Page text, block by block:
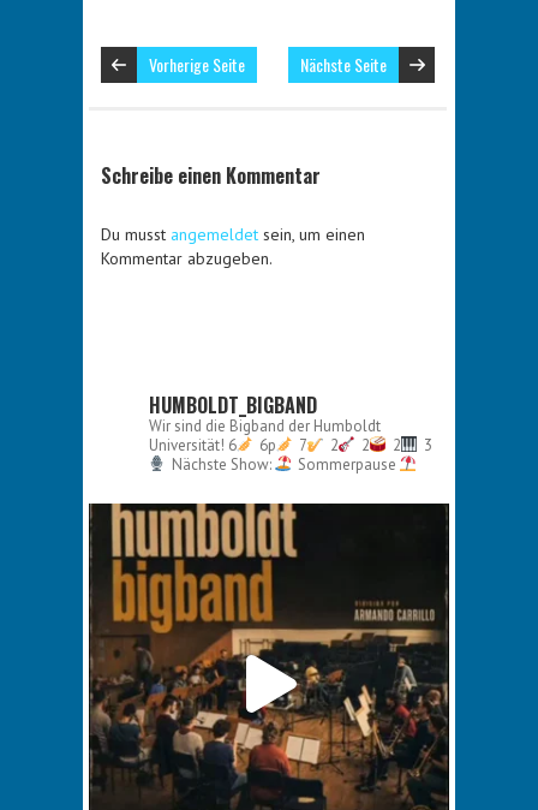
Vorherige Seite Nächste Seite
Schreibe einen Kommentar
Du musst angemeldet sein, um einen
Kommentar abzugeben.
HUMBOLDT_BIGBAND
Wir sind die Bigband der Humboldt
Universität! 6 6p 7 2 2 2
3
Nächste Show:
Sommerpause